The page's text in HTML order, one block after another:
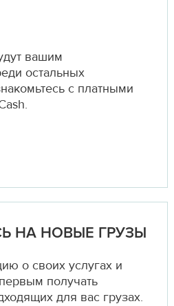
вашим
остальных
с платными
НА НОВЫЕ ГРУЗЫ
о своих услугах и
получать
для вас грузах.